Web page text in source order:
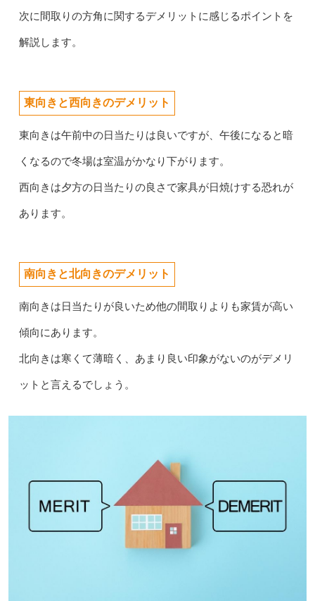
次に間取りの方角に関するデメリットに感じるポイントを
解説します。
東向きと西向きのデメリット
東向きは午前中の日当たりは良いですが、午後になると暗
くなるので冬場は室温がかなり下がります。
西向きは夕方の日当たりの良さで家具が日焼けする恐れが
あります。
南向きと北向きのデメリット
南向きは日当たりが良いため他の間取りよりも家賃が高い
傾向にあります。
北向きは寒くて薄暗く、あまり良い印象がないのがデメリ
ットと言えるでしょう。